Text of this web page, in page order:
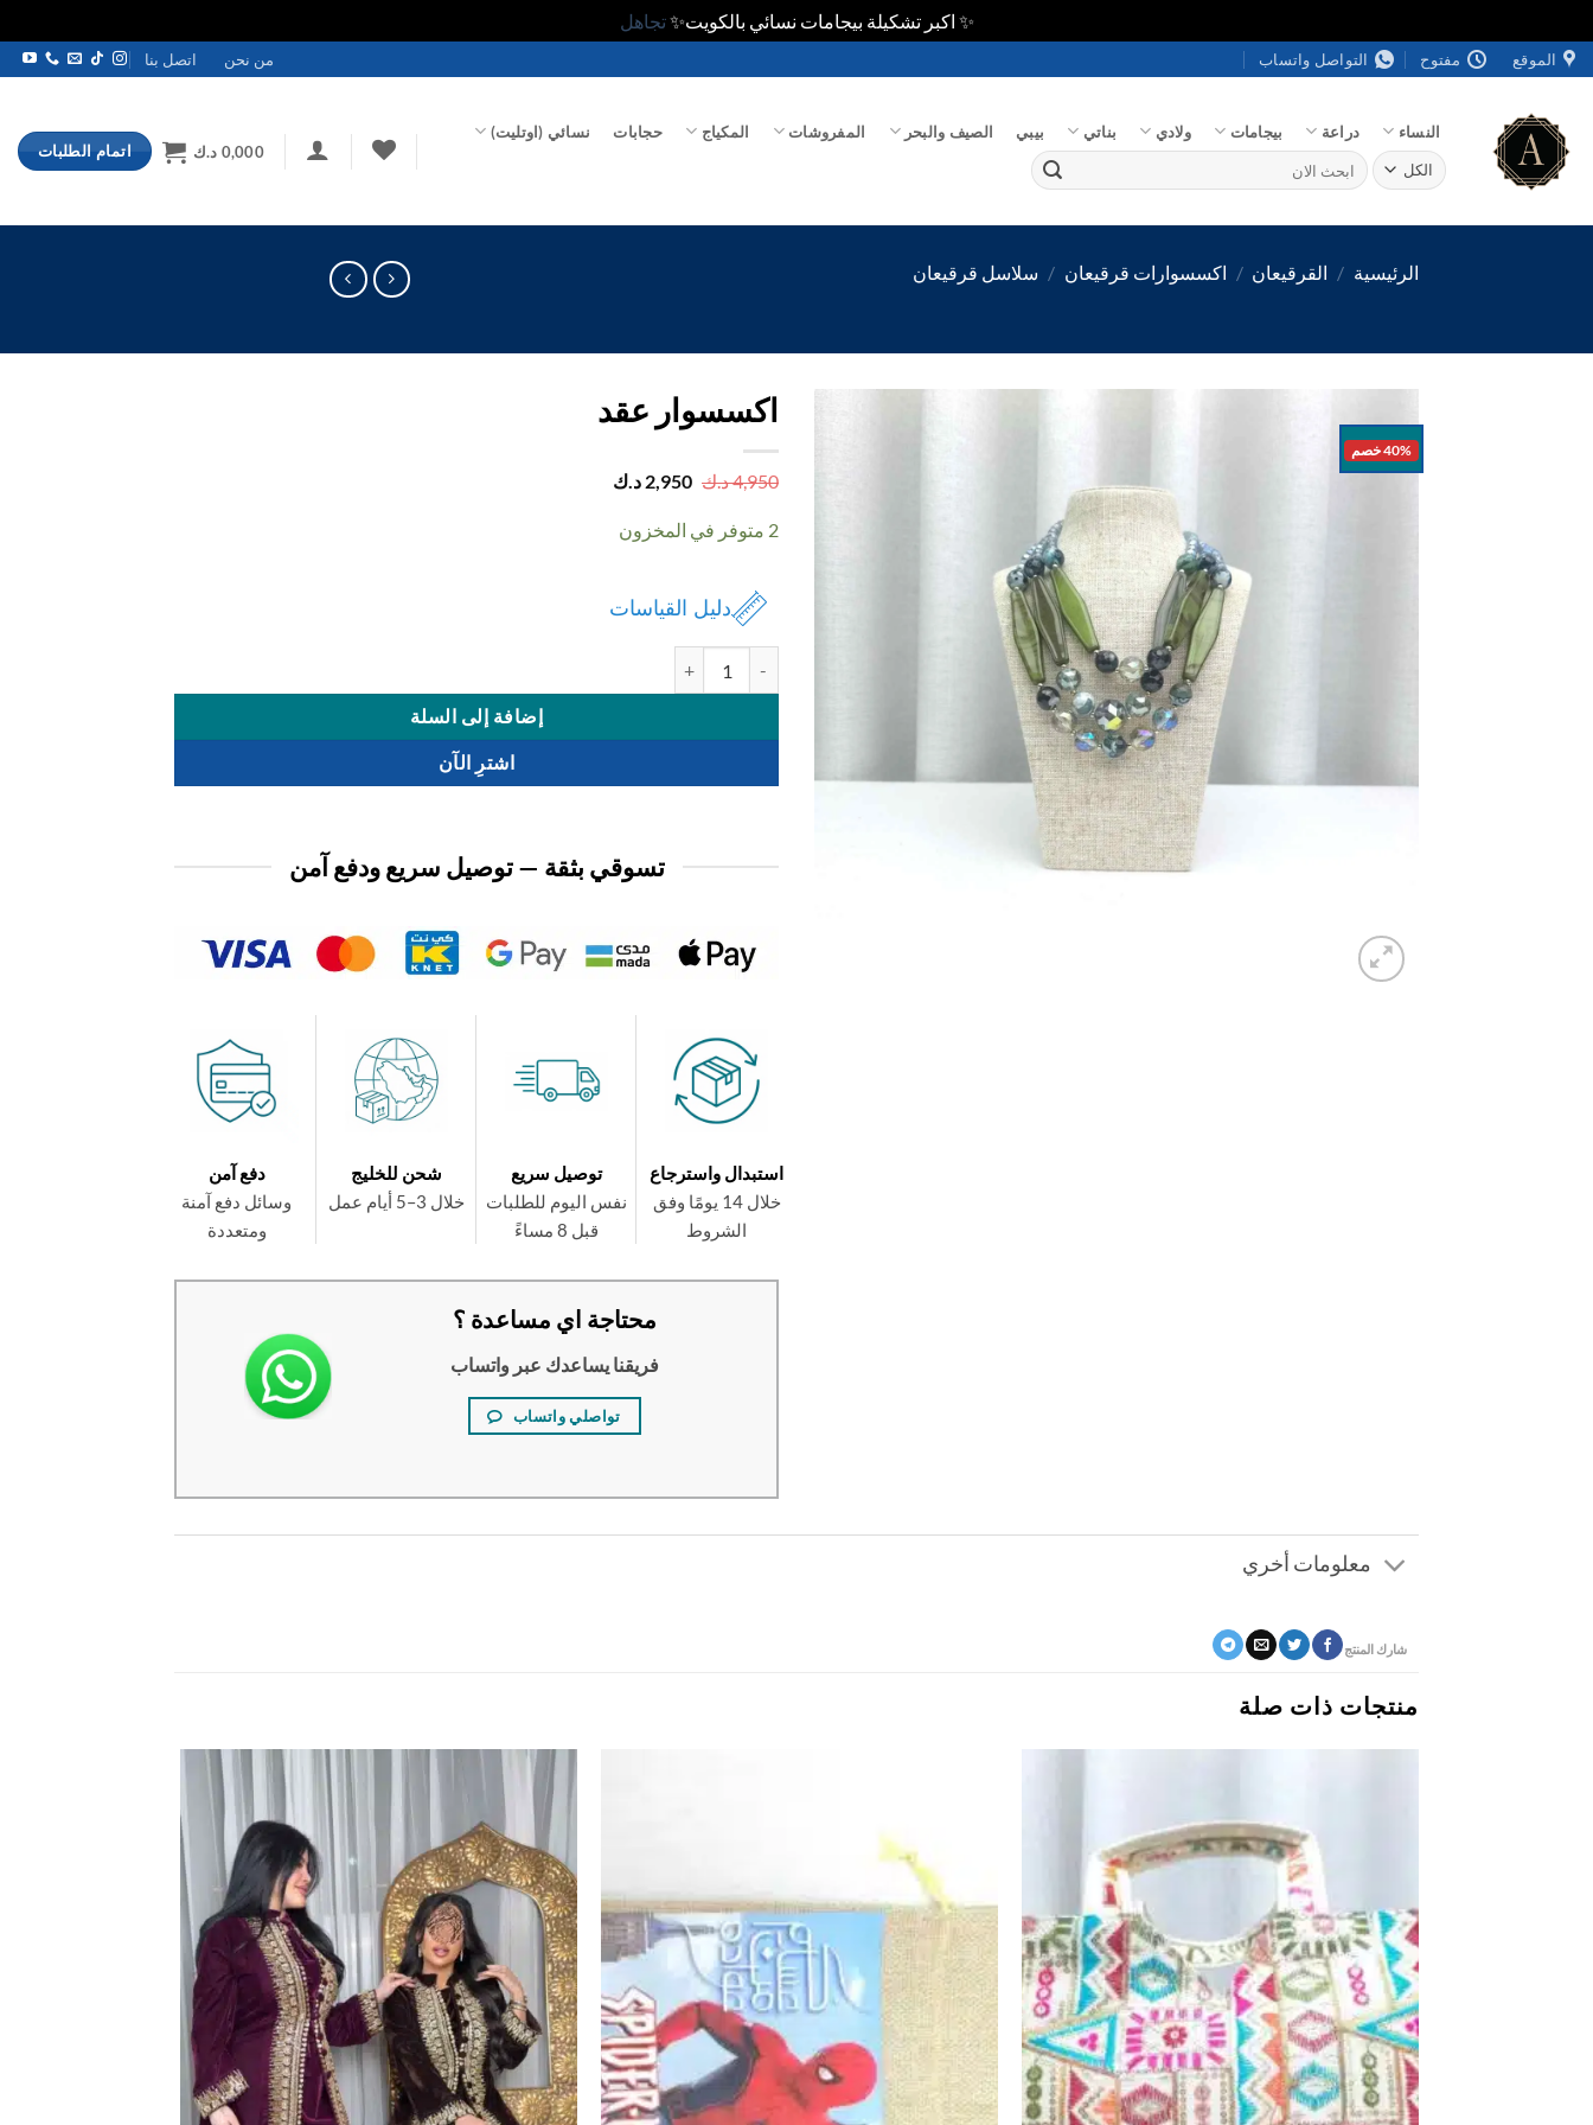
✨ اكبر تشكيلة بيجامات نسائي بالكويت✨تجاهل
تخطي
للمحتوى
الموقع مفتوح التواصل واتساب من نحن اتصل بنا
النساء دراعة بيجامات ولادي بناتي بيبي الصيف والبحر المفروشات المكياج حجابات نسائي (اوتليت)
البحث
عن:
0,000 د.ك اتمام الطلبات
الرئيسية / القرقيعان / اكسسوارات قرقيعان / سلاسل قرقيعان
40% خصم
اكسسوار عقد
4,950د.ك السعر
الأصلي
هو:
4,950 د.ك.
2,950 د.كالسعر
2 متوفر في المخزون
دليل القياسات
إضافة إلى السلة
اشترِ الآن
تسوقي بثقة — توصيل سريع ودفع آمن
استبدال واسترجاع
خلال 14 يومًا وفق
الشروط
توصيل سريع
نفس اليوم للطلبات
قبل 8 مساءً
شحن للخليج
خلال 3–5 أيام عمل
دفع آمن
وسائل دفع آمنة
ومتعددة
محتاجة اي مساعدة ؟
فريقنا يساعدك عبر واتساب
تواصلي واتساب
معلومات أخري
شارك المنتج
منتجات ذات صلة
اضف
الي
المفضلة